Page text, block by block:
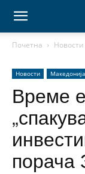
Почетна Новости
Новости Македонија
Време
порача